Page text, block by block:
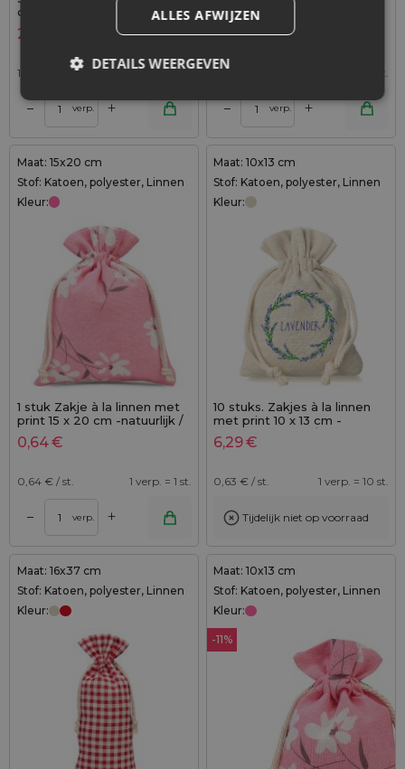
cm - grijs
2,99
1,00 € / st. 1 verp. = 3 st.
– verp. +
cm - lichtroze
0,69€
0,69 1 verp. = 1 st.
– verp. +
Maat: 15x20 cm
Stof: Katoen, polyester, Linnen
Kleur:
1 stuk Zakje à la linnen met
print 15 x 20 cm -natuurlijk /
roze bloemen
0,64€
0,64 € / st. 1 verp. = 1 st.
– verp. +
Maat: 10x13 cm
Stof: Katoen, polyester, Linnen
Kleur:
10 stuks. Zakjes à la linnen
met print 10 x 13 cm -
natuurlijke kleur / van
lavendel
6,29€
0,63 € / st. 1 verp. = 10 st.
Tijdelijk niet op voorraad
Maat: 16x37 cm
Stof: Katoen, polyester, Linnen
Kleur:
Maat: 10x13 cm
Stof: Katoen, polyester, Linnen
Kleur:
-11%
ALLES AFWIJZEN
DETAILS WEERGEVEN